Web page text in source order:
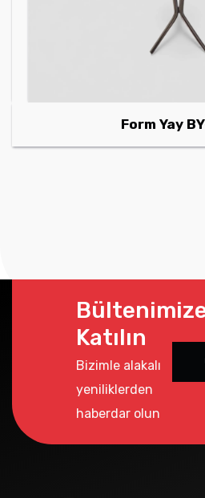
Form Yay
Katılın
Bizimle alakalı
yeniliklerden
haberdar olun